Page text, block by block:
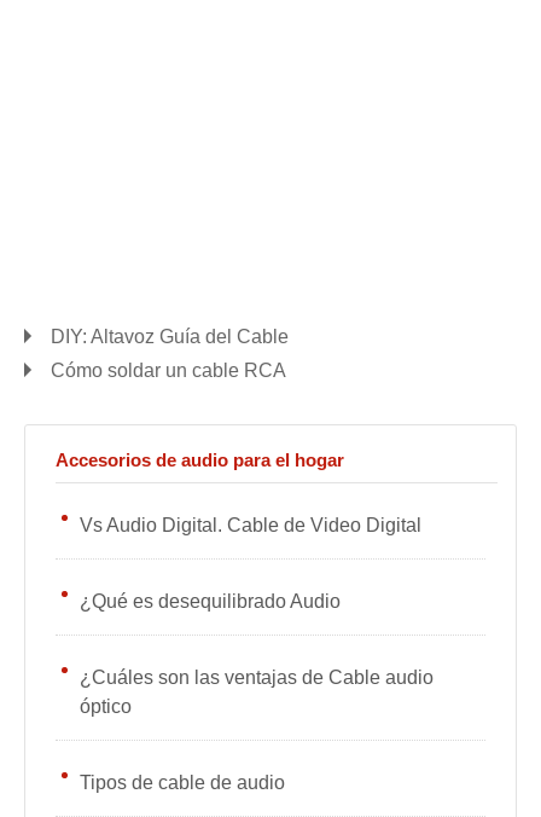
DIY: Altavoz Guía del Cable
Cómo soldar un cable RCA
Accesorios de audio para el hogar
Vs Audio Digital. Cable de Video Digital
¿Qué es desequilibrado Audio
¿Cuáles son las ventajas de Cable audio
óptico
Tipos de cable de audio